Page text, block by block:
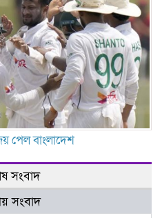
পেল বাংলাদেশ
সংবাদ
সংবাদ